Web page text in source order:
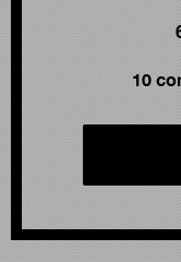
10